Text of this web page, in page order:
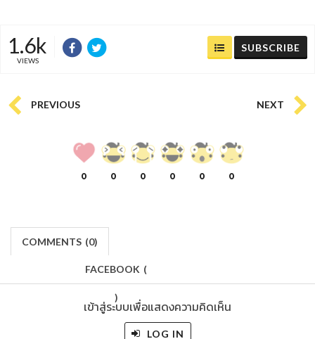
1.6k
VIEWS
SUBSCRIBE
PREVIOUS NEXT
0 0 0 0 0 0
COMMENTS (0)
FACEBOOK (
)
เข้าสู่ระบบเพื่อแสดงความคิดเห็น
LOG IN